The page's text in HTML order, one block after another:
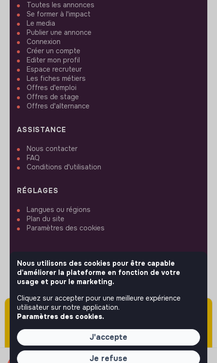
Attention cette annonce a été publiée il y a
plus de 60 jours (le 29/05/2026) et est sans
doute expirée ou non mise à jour.
Toutes les annonces
Se former à l'impact
Le media
Publier une annonce
Connexion
Créer un compte
Editer mon profil
Espace recruteur
Les fiches métiers
Offres d'emploi
Offres de stage
Offres d'alternance
ASSISTANCE
Nous contacter
FAQ
Conditions d'utilisation
RÉGLAGES
Langues ou régions
Plan du site
Paramètres des cookies
SUIVEZ-NOUS
© 2026 jobs that makesense.
Nous utilisons des cookies pour être capable
d'améliorer la plateforme en fonction de votre
usage et pour le marketing.
Cliquez sur accepter pour une meilleure expérience
utilisateur sur notre application.
Paramètres des cookies.
J'accepte
Je refuse